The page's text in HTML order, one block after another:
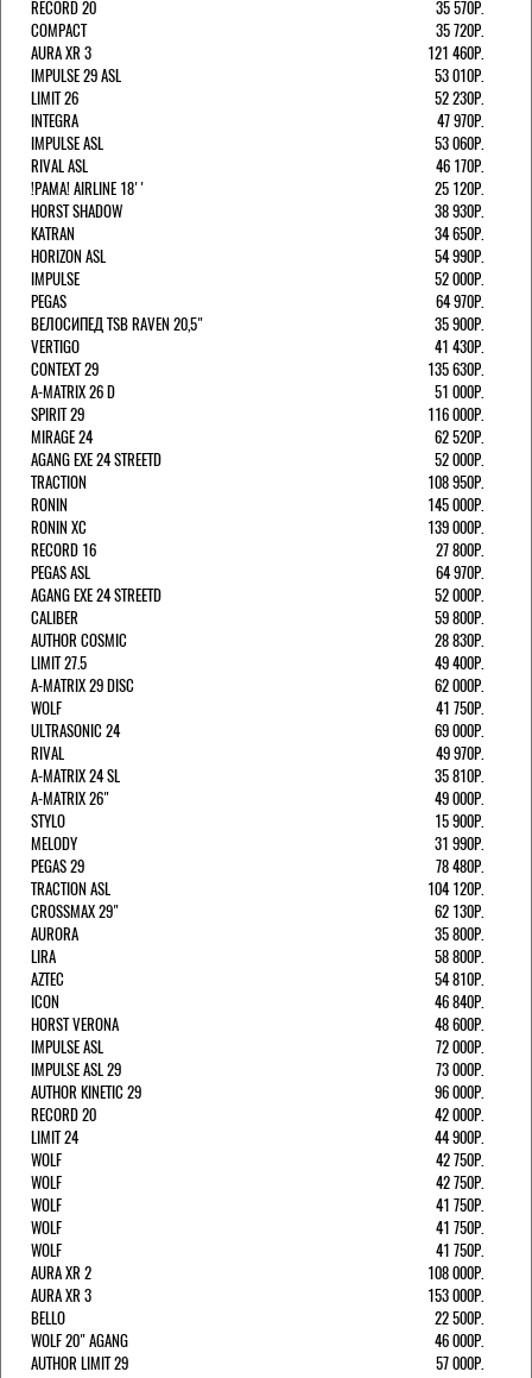
RECORD 20
35 570Р.
COMPACT
35 720Р.
AURA XR 3
121 460Р.
IMPULSE 29 ASL
53 010Р.
LIMIT 26
52 230Р.
INTEGRA
47 970Р.
IMPULSE ASL
53 060Р.
RIVAL ASL
46 170Р.
!РАМА! AIRLINE 18''
25 120Р.
HORST SHADOW
38 930Р.
KATRAN
34 650Р.
HORIZON ASL
54 990Р.
IMPULSE
52 000Р.
PEGAS
64 970Р.
ВЕЛОСИПЕД TSB RAVEN 20,5"
35 900Р.
VERTIGO
41 430Р.
CONTEXT 29
135 630Р.
A-MATRIX 26 D
51 000Р.
SPIRIT 29
116 000Р.
MIRAGE 24
62 520Р.
AGANG EXE 24 STREETD
52 000Р.
TRACTION
108 950Р.
RONIN
145 000Р.
RONIN XC
139 000Р.
RECORD 16
27 800Р.
PEGAS ASL
64 970Р.
AGANG EXE 24 STREETD
52 000Р.
CALIBER
59 800Р.
AUTHOR COSMIC
28 830Р.
LIMIT 27.5
49 400Р.
A-MATRIX 29 DISC
62 000Р.
WOLF
41 750Р.
ULTRASONIC 24
69 000Р.
RIVAL
49 970Р.
A-MATRIX 24 SL
35 810Р.
A-MATRIX 26"
49 000Р.
STYLO
15 900Р.
MELODY
31 990Р.
PEGAS 29
78 480Р.
TRACTION ASL
104 120Р.
CROSSMAX 29"
62 130Р.
AURORA
35 800Р.
LIRA
58 800Р.
AZTEC
54 810Р.
ICON
46 840Р.
HORST VERONA
48 600Р.
IMPULSE ASL
72 000Р.
IMPULSE ASL 29
73 000Р.
AUTHOR KINETIC 29
96 000Р.
RECORD 20
42 000Р.
LIMIT 24
44 900Р.
WOLF
42 750Р.
WOLF
42 750Р.
WOLF
41 750Р.
WOLF
41 750Р.
WOLF
41 750Р.
AURA XR 2
108 000Р.
AURA XR 3
153 000Р.
BELLO
22 500Р.
WOLF 20" AGANG
46 000Р.
AUTHOR LIMIT 29
57 000Р.